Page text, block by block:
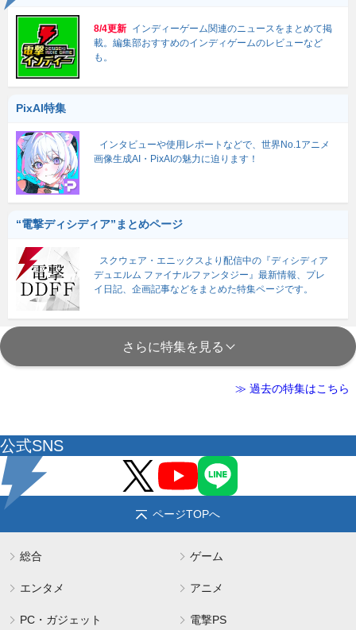
8/4更新 インディーゲーム関連のニュースをまとめて掲
載。編集部おすすめのインディゲームのレビューなど
も。
PixAI特集
インタビューや使用レポートなどで、世界No.1アニメ
画像生成AI・PixAIの魅力に迫ります！
“電撃ディシディア”まとめページ
スクウェア・エニックスより配信中の『ディシディア
デュエルム ファイナルファンタジー』最新情報、プレ
イ日記、企画記事などをまとめた特集ページです。
さらに特集を見る
≫ 過去の特集はこちら
公式SNS
ページTOPへ
総合 ゲーム
エンタメ アニメ
PC・ガジェット 電撃PS